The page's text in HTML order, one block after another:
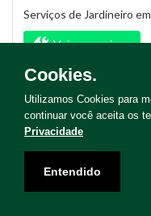
Serviços de Jardineiro em
Veja os seviços
Limoeiro de Anadia
Veja os seviços
Cookies.
Utilizamos Cookies para
continuar você aceita os
Privacidade
Entendido